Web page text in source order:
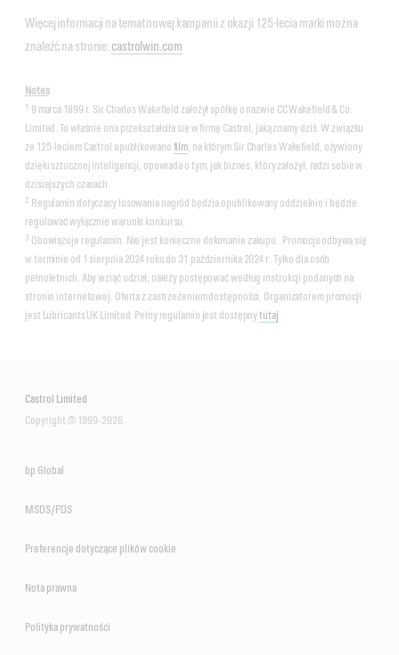
Więcej informacji na temat nowej kampanii z okazji 125-lecia marki można
znaleźć na stronie: castrolwin.com
Notes
1 9 marca 1899 r. Sir Charles Wakefield założył spółkę o nazwie CC Wakefield & Co.
Limited. To właśnie ona przekształciła się w firmę Castrol, jaką znamy dziś. W związku
ze 125-leciem Castrol opublikowano film, na którym Sir Charles Wakefield, ożywiony
dzięki sztucznej inteligencji, opowiada o tym, jak biznes, który założył, radzi sobie w
dzisiejszych czasach.
2 Regulamin dotyczący losowania nagród będzie opublikowany oddzielnie i będzie
regulować wyłącznie warunki konkursu.
3 Obowiązuje regulamin. Nie jest konieczne dokonanie zakupu. Promocja odbywa się
w terminie od 1 sierpnia 2024 roku do 31 października 2024 r. Tylko dla osób
pełnoletnich. Aby wziąć udział, należy postępować według instrukcji podanych na
stronie internetowej. Oferta z zastrzeżeniem dostępności. Organizatorem promocji
jest Lubricants UK Limited. Pełny regulamin jest dostępnytutaj.
Castrol Limited
Copyright © 1999-2026
bp Global
MSDS/PDS
Preferencje dotyczące plików cookie
Nota prawna
Polityka prywatności